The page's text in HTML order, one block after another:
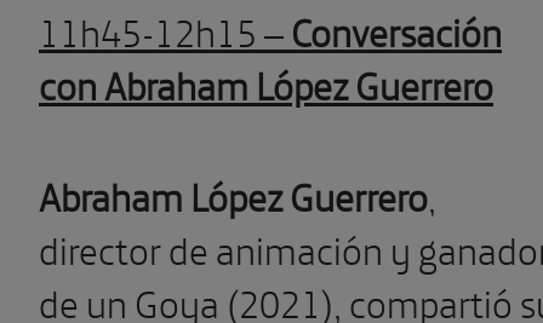
11h45-12h15 –Conversación
con Abraham López Guerrero
Abraham López Guerrero,
director de animación y
de un Goya (2021), compartió